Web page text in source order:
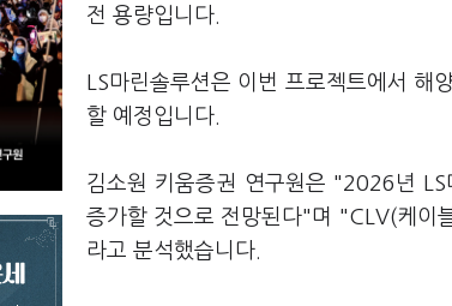
전 용량입니다.
LS마린솔루션은 이번 프로젝트에서 해
할 예정입니다.
김소원 키움증권 연구원은 "2026년
증가할 것으로 전망된다"며 "CLV(케이
라고 분석했습니다.